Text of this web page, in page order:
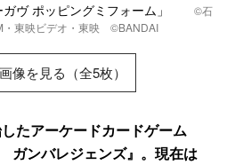
ガヴ ポッピングミフォーム」©石
・東映ビデオ・東映 ©BANDAI
像を見る（全5枚）
たアーケードカードゲーム
ガンバレジェンズ』。現在は